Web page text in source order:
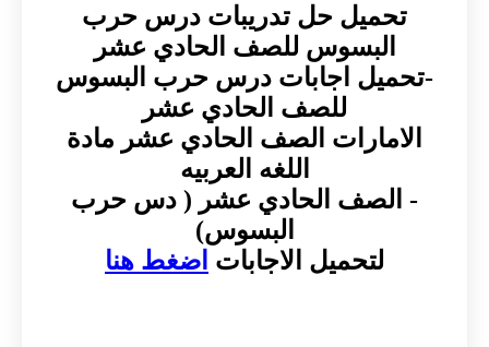
تحميل حل تدريبات درس حرب
البسوس للصف الحادي عشر
-تحميل اجابات درس حرب البسوس
للصف الحادي عشر
الامارات الصف الحادي عشر مادة
اللغه العربيه
- الصف الحادي عشر ( دس حرب
البسوس)
لتحميل الاجابات اضغط هنا